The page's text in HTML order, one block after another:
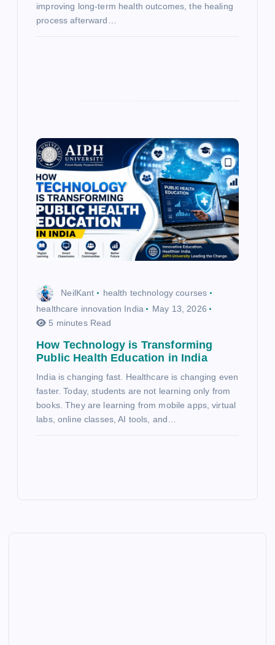
improving long-term health outcomes, the healing
process afterward…
NeilKant
health technology courses
healthcare innovation India
May 13, 2026
5 minutes Read
How Technology is Transforming
Public Health Education in India
India is changing fast. Healthcare is changing even
faster. Today, students are not learning only from
books. They are learning from mobile apps, virtual
labs, online classes, AI tools, and…